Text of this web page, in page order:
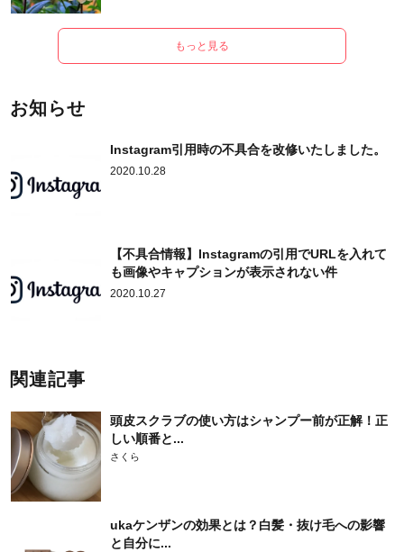
もっと見る
お知らせ
Instagram引用時の不具合を改修いたしました。
2020.10.28
【不具合情報】Instagramの引用でURLを入れて
も画像やキャプションが表示されない件
2020.10.27
関連記事
頭皮スクラブの使い方はシャンプー前が正解！正
しい順番と...
さくら
ukaケンザンの効果とは？白髪・抜け毛への影響
と自分に...